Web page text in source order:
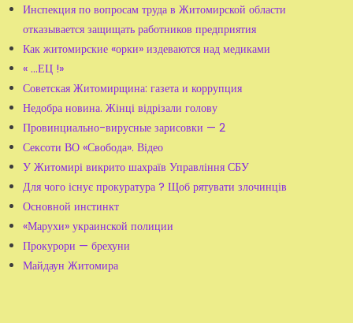
Инспекция по вопросам труда в Житомирской области
отказывается защищать работников предприятия
Как житомирские «орки» издеваются над медиками
« ...ЕЦ !»
Советская Житомирщина: газета и коррупция
Недобра новина. Жінці відрізали голову
Провинциально-вирусные зарисовки — 2
Сексоти ВО «Свобода». Відео
У Житомирі викрито шахраїв Управління СБУ
Для чого існує прокуратура ? Щоб рятувати злочинців
Основной инстинкт
«Марухи» украинской полиции
Прокурори — брехуни
Майдаун Житомира